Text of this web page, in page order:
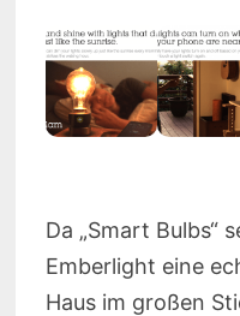
Da „Smart Bulbs“
Emberlight eine
Haus im großen